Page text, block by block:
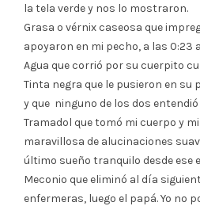
la tela verde y nos lo mostraron.
Grasa o vérnix caseosa que
apoyaron en mi pecho, a las 0:23
Agua que corrió por su cuerpito
Tinta negra que le pusieron en su
y que ninguno de los dos
Tramadol que tomó mi cuerpo y
maravillosa de alucinaciones
último sueño tranquilo desde ese
Meconio que eliminó al día
enfermeras, luego el papá. Yo no